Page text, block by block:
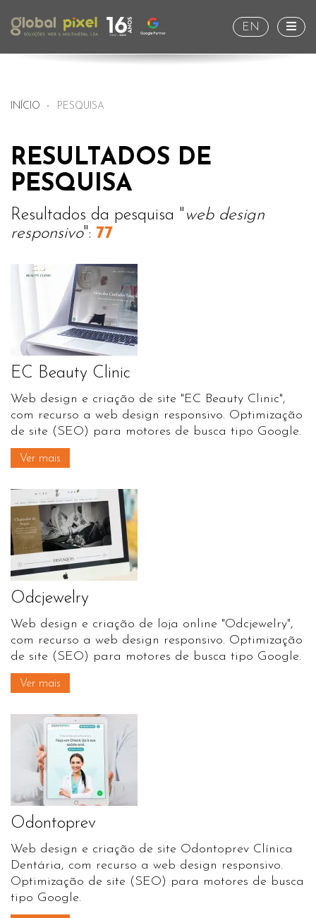
EN
INÍCIO PESQUISA
RESULTADOS DE
PESQUISA
Resultados da pesquisa " web design
responsivo": 77
EC Beauty Clinic
Web design e criação de site "EC Beauty Clinic",
com recurso a web design responsivo. Optimização
de site (SEO) para motores de busca tipo Google.
Ver mais
Odcjewelry
Web design e criação de loja online "Odcjewelry",
com recurso a web design responsivo. Optimização
de site (SEO) para motores de busca tipo Google.
Ver mais
Odontoprev
Web design e criação de site Odontoprev Clínica
Dentária, com recurso a web design responsivo.
Optimização de site (SEO) para motores de busca
tipo Google.